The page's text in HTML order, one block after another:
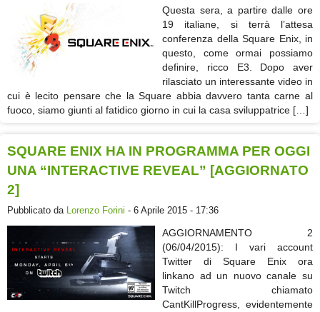
Questa sera, a partire dalle ore
19 italiane, si terrà l’attesa
conferenza della Square Enix, in
questo, come ormai possiamo
definire, ricco E3. Dopo aver
rilasciato un interessante video in
cui è lecito pensare che la Square abbia davvero tanta carne al
fuoco, siamo giunti al fatidico giorno in cui la casa sviluppatrice […]
SQUARE ENIX HA IN PROGRAMMA PER OGGI
UNA “INTERACTIVE REVEAL” [AGGIORNATO
2]
Pubblicato da Lorenzo Forini - 6 Aprile 2015 - 17:36
AGGIORNAMENTO 2
(06/04/2015): I vari account
Twitter di Square Enix ora
linkano ad un nuovo canale su
Twitch chiamato
CantKillProgress, evidentemente